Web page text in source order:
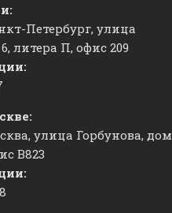
Петербург, улица
литера П, офис 209
улица Горбунова, дом
​В823